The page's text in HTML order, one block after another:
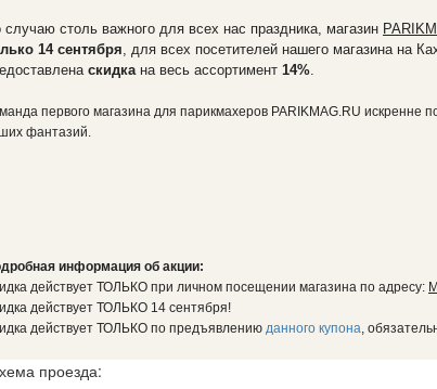
случаю столь важного для всех нас праздника, магазин
14 сентября, для всех посетителей нашего магазина на
скидка на весь ассортимент 14%.
первого магазина для парикмахеров PARIKMAG.RU искренне
фантазий.
информация об акции:
действует ТОЛЬКО при личном посещении магазина по адресу:
действует ТОЛЬКО 14 сентября!
действует ТОЛЬКО по предъявлению данного купона,
проезда: